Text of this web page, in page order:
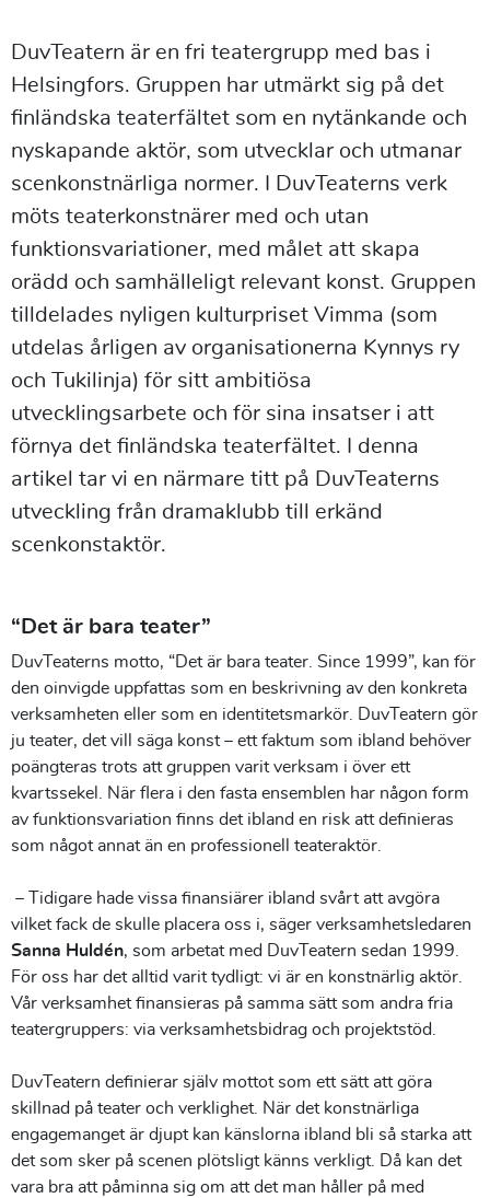
DuvTeatern är en fri teatergrupp med bas i
Helsingfors. Gruppen har utmärkt sig på det
finländska teaterfältet som en nytänkande och
nyskapande aktör, som utvecklar och utmanar
scenkonstnärliga normer. I DuvTeaterns verk
möts teaterkonstnärer med och utan
funktionsvariationer, med målet att skapa
orädd och samhälleligt relevant konst. Gruppen
tilldelades nyligen kulturpriset Vimma (som
utdelas årligen av organisationerna Kynnys ry
och Tukilinja) för sitt ambitiösa
utvecklingsarbete och för sina insatser i att
förnya det finländska teaterfältet. I denna
artikel tar vi en närmare titt på DuvTeaterns
utveckling från dramaklubb till erkänd
scenkonstaktör.
“Det är bara teater”
DuvTeaterns motto, “Det är bara teater. Since 1999”, kan för
den oinvigde uppfattas som en beskrivning av den konkreta
verksamheten eller som en identitetsmarkör. DuvTeatern gör
ju teater, det vill säga konst – ett faktum som ibland behöver
poängteras trots att gruppen varit verksam i över ett
kvartssekel. När flera i den fasta ensemblen har någon form
av funktionsvariation finns det ibland en risk att definieras
som något annat än en professionell teateraktör.
– Tidigare hade vissa finansiärer ibland svårt att avgöra
vilket fack de skulle placera oss i, säger verksamhetsledaren
Sanna Huldén, som arbetat med DuvTeatern sedan 1999.
För oss har det alltid varit tydligt: vi är en konstnärlig aktör.
Vår verksamhet finansieras på samma sätt som andra fria
teatergruppers: via verksamhetsbidrag och projektstöd.
DuvTeatern definierar själv mottot som ett sätt att göra
skillnad på teater och verklighet. När det konstnärliga
engagemanget är djupt kan känslorna ibland bli så starka att
det som sker på scenen plötsligt känns verkligt. Då kan det
vara bra att påminna sig om att det man håller på med